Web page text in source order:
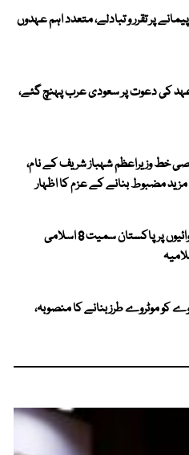
پر تقرر و تبادلے، متعدد اہم عہدوں
کی دعوت پر سعودی عرب پہنچ گئے،
خط وزیراعظم شہباز شریف کے نام،
مضبوط بنانے کے عزم کا اظہار
غزہ میں اسرائیلی کارروائیوں پر پاکستان سمیت 8 اسلامی
کو موٹروے طرز بنانے کا منصوبہ،